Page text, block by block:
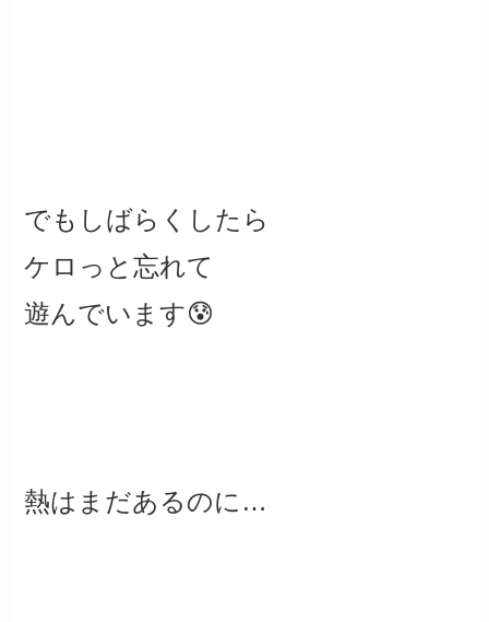
でもしばらくしたら
ケロっと忘れて
遊んでいます😰
熱はまだあるのに…